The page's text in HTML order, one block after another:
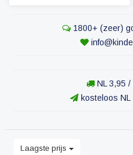
1800+ (zeer)
NL 3,95
kosteloos
Laagste prijs